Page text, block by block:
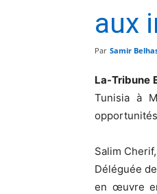
aux
Par Samir
La-Tribune
Tunisia à
Salim
Déléguée
en œuvre